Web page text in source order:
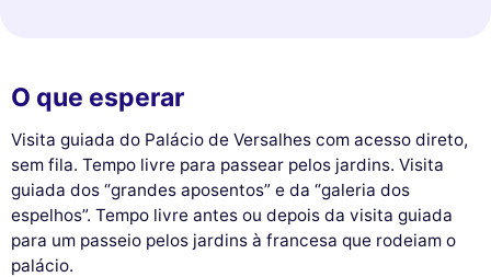
O que esperar
Visita guiada do Palácio de Versalhes com acesso direto,
sem fila. Tempo livre para passear pelos jardins. Visita
guiada dos “grandes aposentos” e da “galeria dos
espelhos”. Tempo livre antes ou depois da visita guiada
para um passeio pelos jardins à francesa que rodeiam o
palácio.